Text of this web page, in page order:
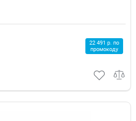
22 491 р. по
промокоду